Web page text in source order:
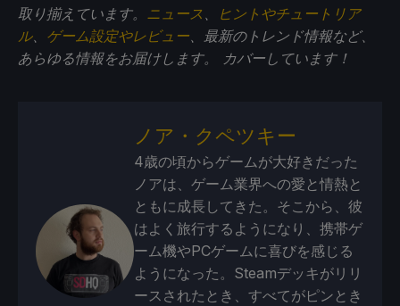
取り揃えています。 ニュース 、
ヒントやチュートリア
ル、 ゲーム設定やレビュー、最新のトレンド情報など、
あらゆる情報をお届けします。
カバーしています！
ノア・クペツキー
4歳の頃からゲームが大好きだった
ノアは、ゲーム業界への愛と情熱と
ともに成長してきた。そこから、彼
はよく旅行するようになり、携帯ゲ
ーム機やPCゲームに喜びを感じる
ようになった。Steamデッキがリリ
ースされたとき、すべてがピンとき